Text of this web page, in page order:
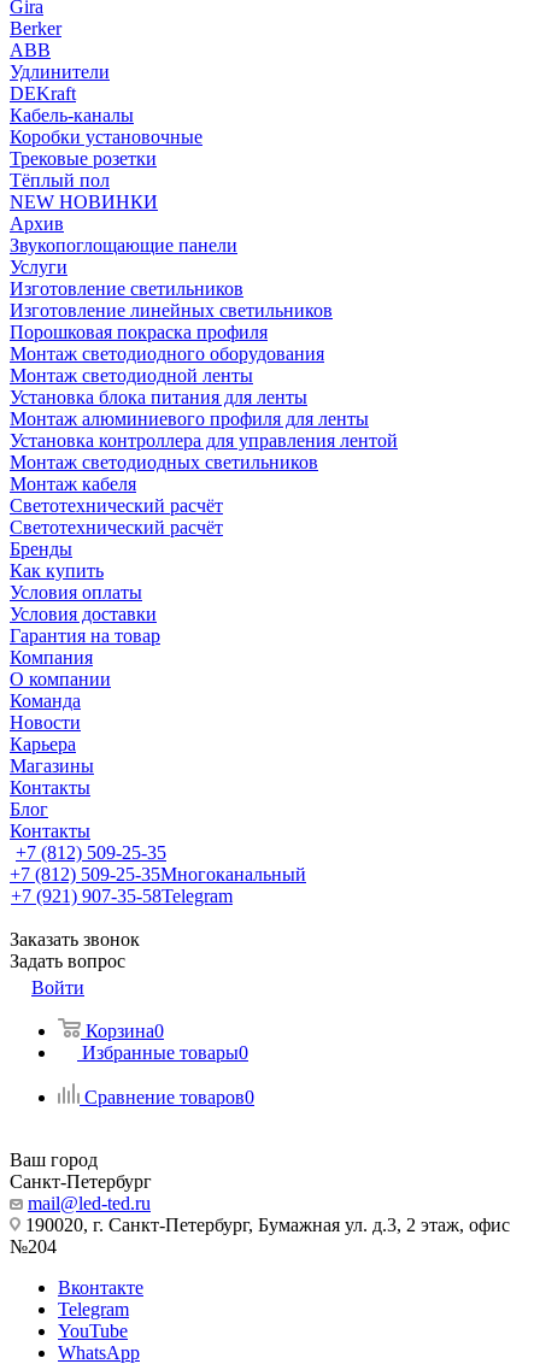
Gira
Berker
ABB
Удлинители
DEKraft
Кабель-каналы
Коробки установочные
Трековые розетки
Тёплый пол
NEW НОВИНКИ
Архив
Звукопоглощающие панели
Услуги
Изготовление светильников
Изготовление линейных светильников
Порошковая покраска профиля
Монтаж светодиодного оборудования
Монтаж светодиодной ленты
Установка блока питания для ленты
Монтаж алюминиевого профиля для ленты
Установка контроллера для управления лентой
Монтаж светодиодных светильников
Монтаж кабеля
Светотехнический расчёт
Светотехнический расчёт
Бренды
Как купить
Условия оплаты
Условия доставки
Гарантия на товар
Компания
О компании
Команда
Новости
Карьера
Магазины
Контакты
Блог
Контакты
+7 (812) 509-25-35
+7 (812) 509-25-35Многоканальный
+7 (921) 907-35-58Telegram
Заказать звонок
Задать вопрос
Войти
Корзина0
Избранные товары0
Сравнение товаров0
Ваш город
Санкт-Петербург
mail@led-ted.ru
190020, г. Санкт-Петербург, Бумажная ул. д.3, 2 этаж, офис
№204
Вконтакте
Telegram
YouTube
WhatsApp